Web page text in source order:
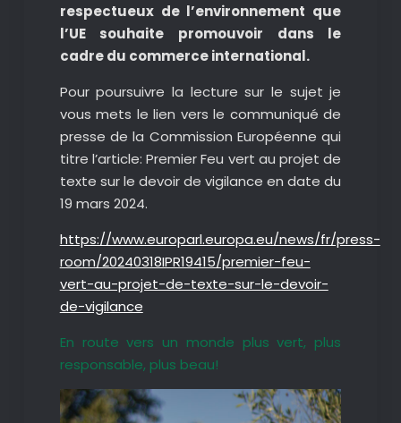
respectueux de l’environnement que
l’UE souhaite promouvoir dans le
cadre du commerce international.
Pour poursuivre la lecture sur le sujet je
vous mets le lien vers le communiqué de
presse de la Commission Européenne qui
titre l’article: Premier Feu vert au projet de
texte sur le devoir de vigilance en date du
19 mars 2024.
https://www.europarl.europa.eu/news/fr/press-
room/20240318IPR19415/premier-feu-
vert-au-projet-de-texte-sur-le-devoir-
de-vigilance
En route vers un monde plus vert, plus
responsable, plus beau!